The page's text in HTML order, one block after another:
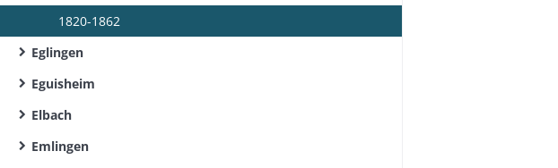
1820-1862
Eglingen
Eguisheim
Elbach
Emlingen